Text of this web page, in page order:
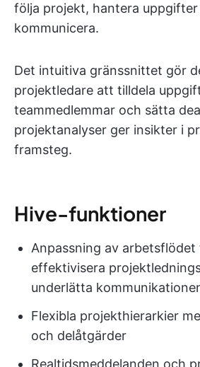
följa projekt, hantera
kommunicera.
Det intuitiva gränssnittet gör
projektledare att tilldela
teammedlemmar och sätta
projektanalyser ger insikter i
framsteg.
Hive-funktioner
Anpassning av
effektivisera
underlätta
Flexibla projekthierarkier
och delåtgärder
Realtidsmeddelanden och